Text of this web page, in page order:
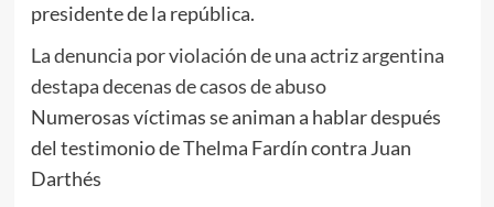
presidente de la república.
La denuncia por violación de una actriz argentina
destapa decenas de casos de abuso
Numerosas víctimas se animan a hablar después
del testimonio de Thelma Fardín contra Juan
Darthés